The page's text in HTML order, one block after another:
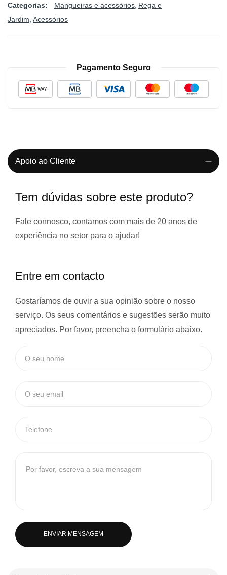
Categorias: Mangueiras e acessórios Rega e
Jardim Acessórios
Pagamento Seguro
Apoio ao Cliente
Tem dúvidas sobre este produto?
Fale connosco, contamos com mais de 20 anos de
experiência no setor para o ajudar!
Entre em contacto
Gostaríamos de ouvir a sua opinião sobre o nosso
serviço. Os seus comentários e sugestões serão muito
apreciados. Por favor, preencha o formulário abaixo.
ENVIAR MENSAGEM